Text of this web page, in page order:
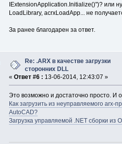
IExtensionApplication.Initialize()")? или
LoadLibrary, acrxLoadApp... не
За ранее благодарен за ответ.
Re: .ARX в качестве загрузки
сторонних DLL
« Ответ #6 : 13-06-2014, 12:43:07 »
Это возможно и достаточно просто. И
Как загрузить из неуправляемого arx-
AutoCAD?
Загрузка управляемой .NET сборки из